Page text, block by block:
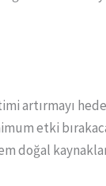
artırmayı
etki
doğal